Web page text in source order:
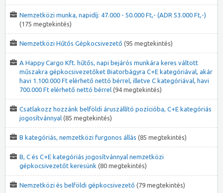
Nemzetközi munka, napidíj: 47.000 - 50.000 Ft,- (ADR 53.000 Ft,-)
(175 megtekintés)
Nemzetközi Hűtős Gépkocsivezető (95 megtekintés)
A Happy Cargo Kft. hűtős, napi bejárós munkára keres váltott
műszakra gépkocsivezetőket Biatorbágyra C+E kategóriával, akár
havi 1.100.000 Ft elérhető nettó bérrel, illetve C kategóriával, havi
700.000 Ft elérhető nettó bérrel (94 megtekintés)
Csatlakozz hozzánk belföldi áruszállító pozícióba, C+E kategóriás
jogosítvánnyal (85 megtekintés)
B kategóriás, nemzetközi furgonos állás (85 megtekintés)
B, C és C+E kategóriás jogosítvánnyal nemzetközi
gépkocsivezetőt keresünk (80 megtekintés)
Nemzetközi és belföldi gépkocsivezető (79 megtekintés)